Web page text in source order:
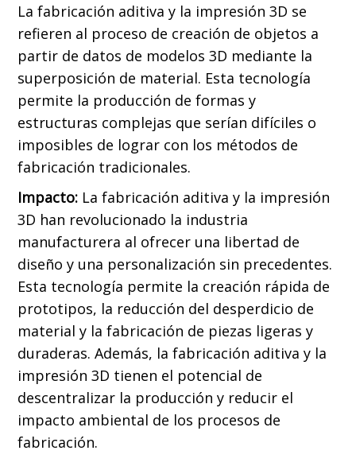
La fabricación aditiva y la impresión 3D se
refieren al proceso de creación de objetos a
partir de datos de modelos 3D mediante la
superposición de material. Esta tecnología
permite la producción de formas y
estructuras complejas que serían difíciles o
imposibles de lograr con los métodos de
fabricación tradicionales.
Impacto:La fabricación aditiva y la impresión
3D han revolucionado la industria
manufacturera al ofrecer una libertad de
diseño y una personalización sin precedentes.
Esta tecnología permite la creación rápida de
prototipos, la reducción del desperdicio de
material y la fabricación de piezas ligeras y
duraderas. Además, la fabricación aditiva y la
impresión 3D tienen el potencial de
descentralizar la producción y reducir el
impacto ambiental de los procesos de
fabricación.